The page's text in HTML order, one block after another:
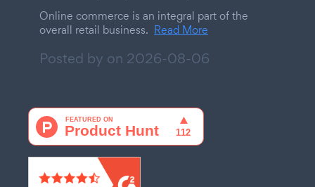
Online commerce is an integral part of the
overall retail business. Read More
Posted by on 2026-08-06